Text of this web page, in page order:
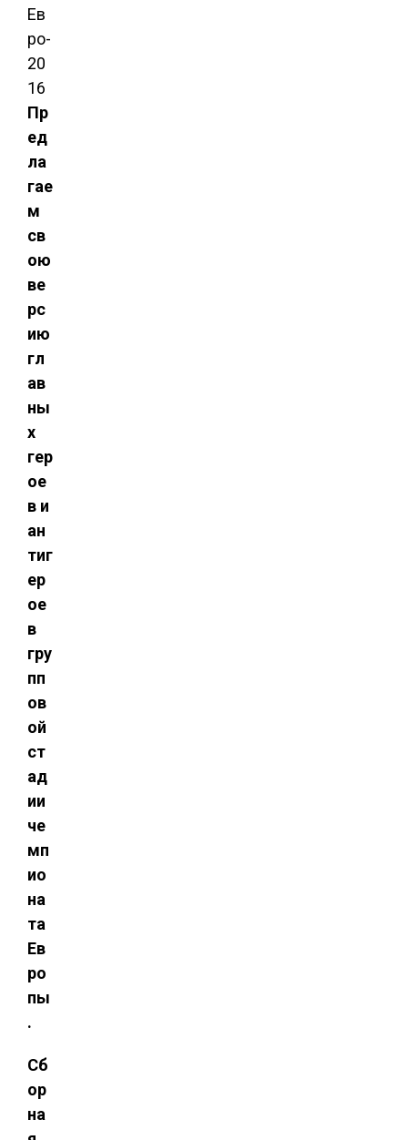
Пр
ед
ла
гае
м
св
ою
ве
рс
ию
гл
ав
ны
х
гер
ое
в и
ан
тиг
ер
ое
в
гру
пп
ов
ой
ст
ад
ии
че
мп
ио
на
та
Ев
ро
пы
.
Сб
ор
на